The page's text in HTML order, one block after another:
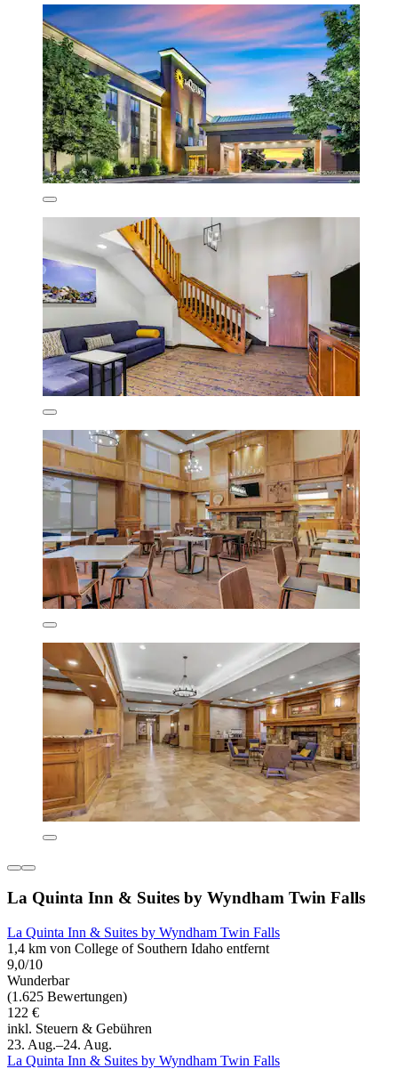
La Quinta Inn & Suites by Wyndham Twin Falls
La Quinta Inn & Suites by Wyndham Twin Falls
1,4 km von College of Southern Idaho entfernt
9,0/10
Wunderbar
(1.625 Bewertungen)
122 €
inkl. Steuern & Gebühren
23. Aug.–24. Aug.
La Quinta Inn & Suites by Wyndham Twin Falls